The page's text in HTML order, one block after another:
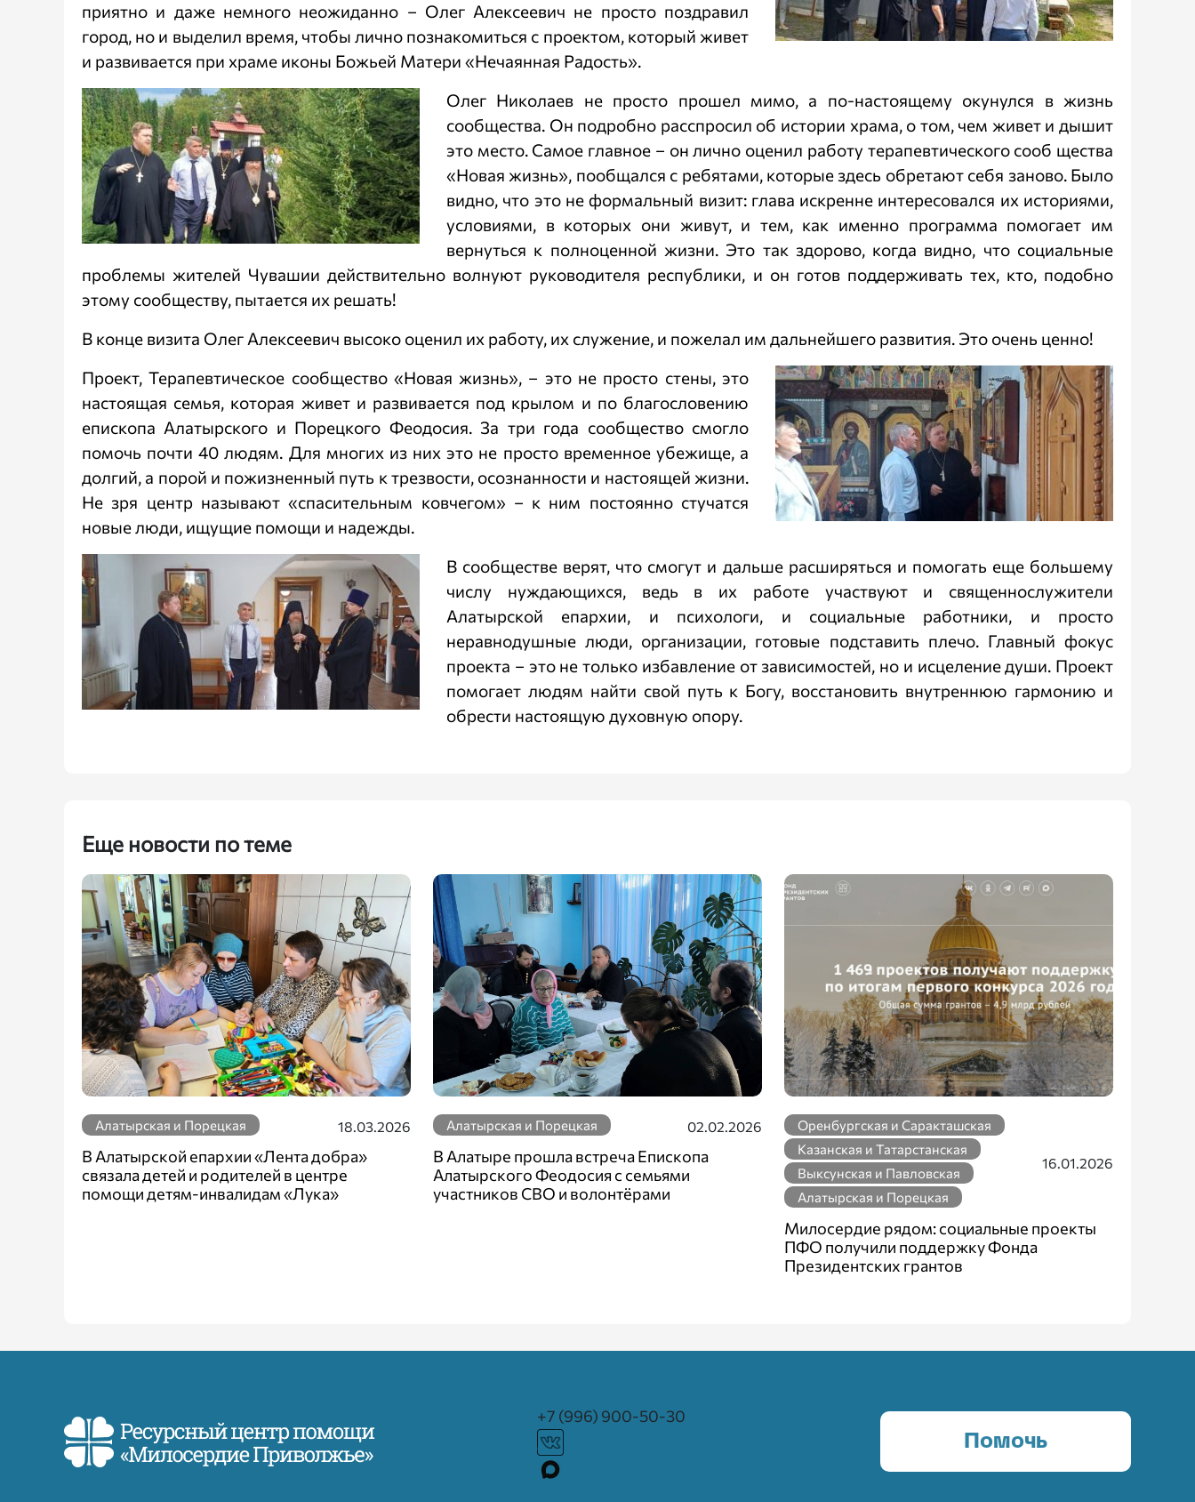
приятно и даже немного неожиданно – Олег Алексеевич не просто поздравил
город, но и выделил время, чтобы лично познакомиться с проектом, который живет
и развивается при храме иконы Божьей Матери «Нечаянная Радость».
Олег Николаев не просто прошел мимо, а по-настоящему окунулся в жизнь
сообщества. Он подробно расспросил об истории храма, о том, чем живет и дышит
это место. Самое главное – он лично оценил работу терапевтического сооб щества
«Новая жизнь», пообщался с ребятами, которые здесь обретают себя заново. Было
видно, что это не формальный визит: глава искренне интересовался их историями,
условиями, в которых они живут, и тем, как именно программа помогает им
вернуться к полноценной жизни. Это так здорово, когда видно, что социальные
проблемы жителей Чувашии действительно волнуют руководителя республики, и он готов поддерживать тех, кто, подобно
этому сообществу, пытается их решать!
В конце визита Олег Алексеевич высоко оценил их работу, их служение, и пожелал им дальнейшего развития. Это очень ценно!
Проект, Терапевтическое сообщество «Новая жизнь», – это не просто стены, это
настоящая семья, которая живет и развивается под крылом и по благословению
епископа Алатырского и Порецкого Феодосия. За три года сообщество смогло
помочь почти 40 людям. Для многих из них это не просто временное убежище, а
долгий, а порой и пожизненный путь к трезвости, осознанности и настоящей жизни.
Не зря центр называют «спасительным ковчегом» – к ним постоянно стучатся
новые люди, ищущие помощи и надежды.
В сообществе верят, что смогут и дальше расширяться и помогать еще большему
числу нуждающихся, ведь в их работе участвуют и священнослужители
Алатырской епархии, и психологи, и социальные работники, и просто
неравнодушные люди, организации, готовые подставить плечо. Главный фокус
проекта – это не только избавление от зависимостей, но и исцеление души. Проект
помогает людям найти свой путь к Богу, восстановить внутреннюю гармонию и
обрести настоящую духовную опору.
Еще новости по теме
Алатырская и Порецкая 18.03.2026
В Алатырской епархии «Лента добра»
связала детей и родителей в центре
помощи детям-инвалидам «Лука»
Алатырская и Порецкая 02.02.2026
В Алатыре прошла встреча Епископа
Алатырского Феодосия с семьями
участников СВО и волонтёрами
Оренбургская и Саракташская
Казанская и Татарстанская
Выксунская и Павловская
Алатырская и Порецкая
16.01.2026
Милосердие рядом: социальные проекты
ПФО получили поддержку Фонда
Президентских грантов
+7 (996) 900-50-30
Помочь